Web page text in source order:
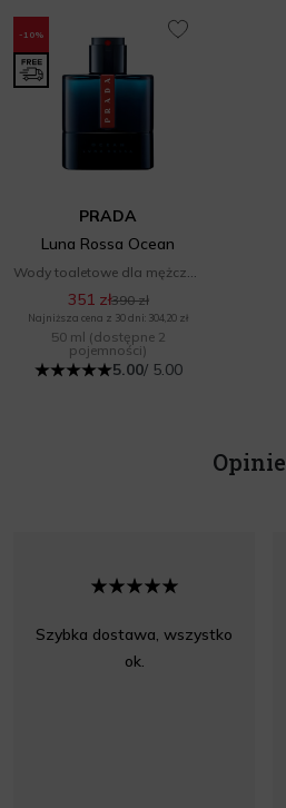
-10%
PRADA
Luna Rossa Ocean
351 zł390 zł
Najniższa cena z 30 dni: 304,20 zł
50 ml (dostępne 2
pojemności)
5.00/ 5.00
Opinie
Szybka dostawa, wszystko
ok.